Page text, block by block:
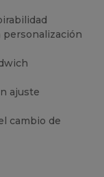
personalización
ajuste
cambio de